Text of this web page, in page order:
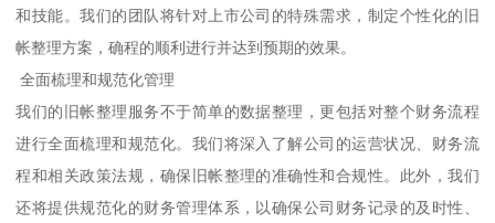
和技能。我们的团队将针对上市公司的特殊需求，制定个性化的旧
帐整理方案，确程的顺利进行并达到预期的效果。
全面梳理和规范化管理
我们的旧帐整理服务不于简单的数据整理，更包括对整个财务流程
进行全面梳理和规范化。我们将深入了解公司的运营状况、财务流
程和相关政策法规，确保旧帐整理的准确性和合规性。此外，我们
还将提供规范化的财务管理体系，以确保公司财务记录的及时性、